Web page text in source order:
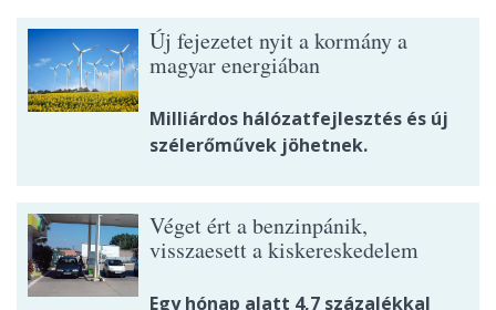
Új fejezetet nyit a kormány a
magyar energiában
Milliárdos hálózatfejlesztés és új
szélerőművek jöhetnek.
Véget ért a benzinpánik,
visszaesett a kiskereskedelem
Egy hónap alatt 4,7 százalékkal